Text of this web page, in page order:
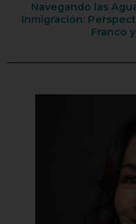
Navegando las
Inmigración:
Franco